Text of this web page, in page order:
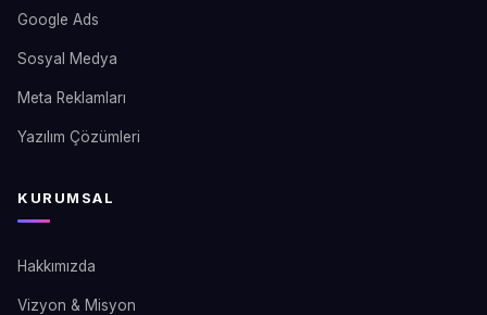
Google Ads
Sosyal Medya
Meta Reklamları
Yazılım Çözümleri
KURUMSAL
Hakkımızda
Vizyon & Misyon